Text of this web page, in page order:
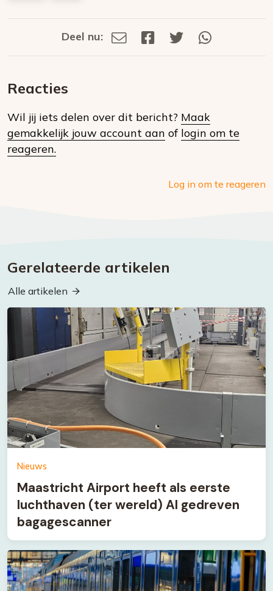
Deel
social
Deel nu:
Deel
Deel
Deel
Reacties
Wil jij iets delen over dit bericht? Maak
gemakkelijk jouw account aan of login om te
reageren.
Log in om te reageren
Gerelateerde artikelen
Alle artikelen
Nieuws
Maastricht Airport heeft als eerste
luchthaven (ter wereld) AI gedreven
bagagescanner